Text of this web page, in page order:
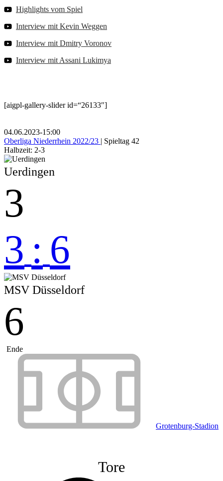
Highlights vom Spiel
Interview mit Kevin Weggen
Interview mit Dmitry Voronov
Interview mit Assani Lukimya
[aigpl-gallery-slider id=“26133″]
04.06.2023-15:00
Oberliga Niederrhein 2022/23 | Spieltag 42
Halbzeit: 2-3
Uerdingen
3
3 : 6
MSV Düsseldorf
6
Ende
Grotenburg-Stadion
Tore